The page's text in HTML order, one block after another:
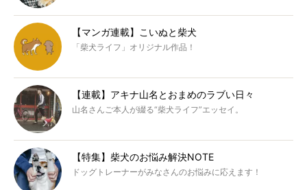
【マンガ連載】こいぬと柴犬
「柴犬ライフ」オリジナル作品！
【連載】アキナ山名とおまめのラブい日々
山名さんご本人が綴る“柴犬ライフ”エッセイ。
【特集】柴犬のお悩み解決NOTE
ドッグトレーナーがみなさんのお悩みに応えます！